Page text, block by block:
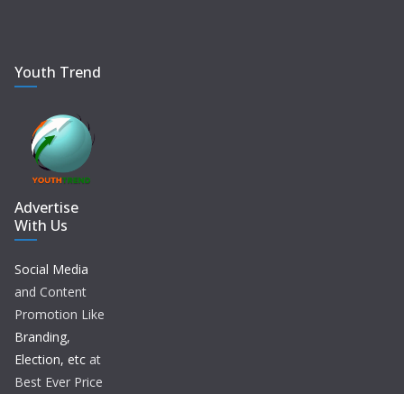
Youth Trend
Advertise
With Us
Social Media
and Content
Promotion Like
Branding,
Election, etc at
Best Ever Price